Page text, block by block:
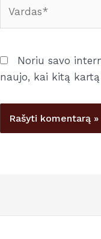
Noriu savo
naujo, kai kitą